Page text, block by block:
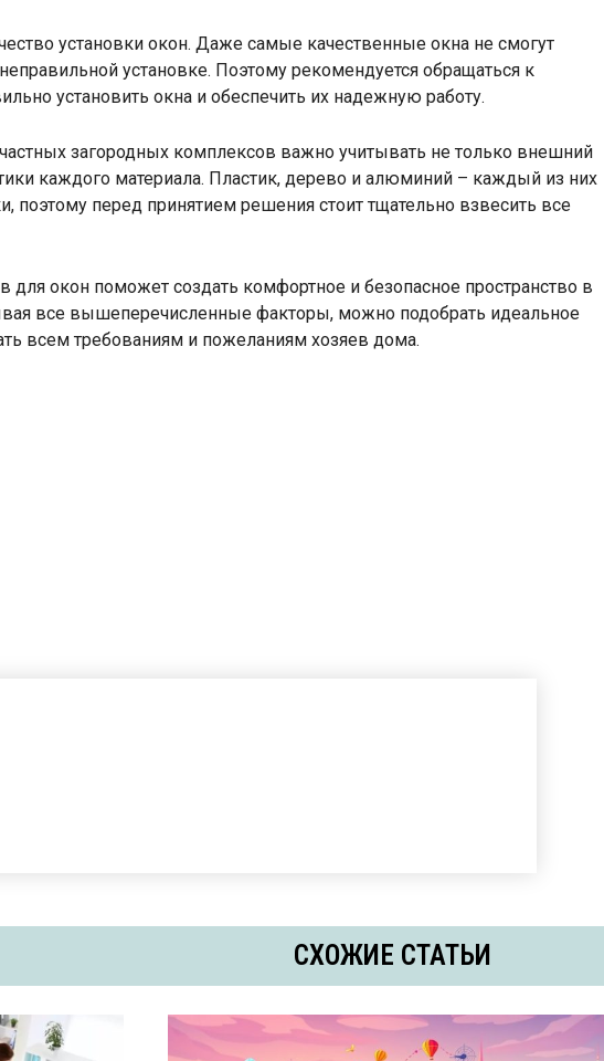
установки окон. Даже самые качественные окна не смогут
установке. Поэтому рекомендуется обращаться к
установить окна и обеспечить их надежную работу.
загородных комплексов важно учитывать не только внешний
каждого материала. Пластик, дерево и алюминий – каждый из них
поэтому перед принятием решения стоит тщательно взвесить все
для окон поможет создать комфортное и безопасное пространство в
все вышеперечисленные факторы, можно подобрать идеальное
всем требованиям и пожеланиям хозяев дома.
СХОЖИЕ СТАТЬИ